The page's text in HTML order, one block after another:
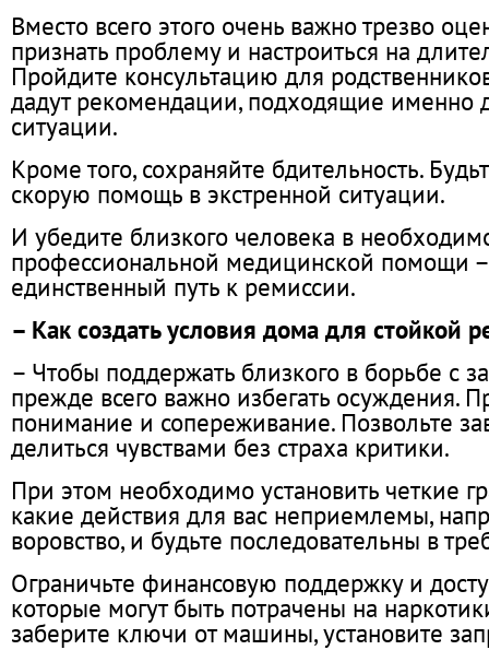
Вместо всего этого очень важно трезво
признать проблему и настроиться на
Пройдите консультацию для
дадут рекомендации, подходящие именно
ситуации.
Кроме того, сохраняйте бдительность.
скорую помощь в экстренной ситуации.
И убедите близкого человека в
профессиональной медицинской помощи
единственный путь к ремиссии.
– Как создать условия дома для стойкой
– Чтобы поддержать близкого в борьбе с
прежде всего важно избегать осуждения.
понимание и сопереживание. Позвольте
делиться чувствами без страха критики.
При этом необходимо установить четкие
какие действия для вас неприемлемы,
воровство, и будьте последовательны в
Ограничьте финансовую поддержку и
которые могут быть потрачены на
заберите ключи от машины, установите